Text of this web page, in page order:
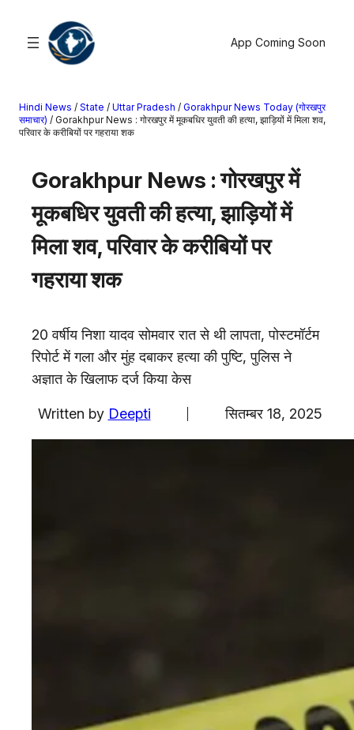
खोजें
खेल
राज्य
आस्था
राष्ट्रीय
व्यापार
करियर
राशिफल
एजुकेशन
App Coming Soon
Hindi News / State / Uttar Pradesh / Gorakhpur News Today (गोरखपुर
समाचार) / Gorakhpur News : गोरखपुर में मूकबधिर युवती की हत्या, झाड़ियों में मिला शव,
परिवार के करीबियों पर गहराया शक
Gorakhpur News : गोरखपुर में
मूकबधिर युवती की हत्या, झाड़ियों में
मिला शव, परिवार के करीबियों पर
गहराया शक
20 वर्षीय निशा यादव सोमवार रात से थी लापता, पोस्टमॉर्टम
रिपोर्ट में गला और मुंह दबाकर हत्या की पुष्टि, पुलिस ने
अज्ञात के खिलाफ दर्ज किया केस
Written by Deepti सितम्बर 18, 2025